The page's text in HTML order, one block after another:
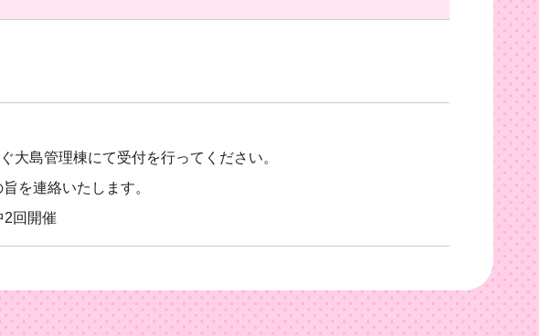
島管理棟にて受付を行ってください。
を連絡いたします。
2回開催